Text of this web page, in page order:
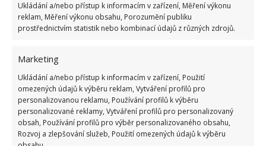
Ukládání a/nebo přístup k informacím v zařízení, Měření výkonu
reklam, Měření výkonu obsahu, Porozumění publiku
prostřednictvím statistik nebo kombinací údajů z různých zdrojů.
Marketing
Ukládání a/nebo přístup k informacím v zařízení, Použití
omezených údajů k výběru reklam, Vytváření profilů pro
personalizovanou reklamu, Používání profilů k výběru
personalizované reklamy, Vytváření profilů pro personalizovaný
obsah, Používání profilů pro výběr personalizovaného obsahu,
Rozvoj a zlepšování služeb, Použití omezených údajů k výběru